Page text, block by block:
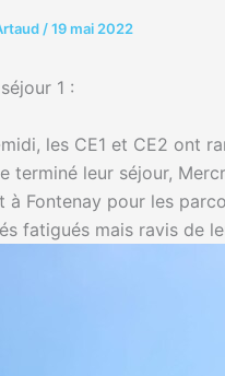
/19 mai 2022
1 :
les CE1 et CE2 ont
terminé leur séjour,
à Fontenay pour les
fatigués mais ravis de